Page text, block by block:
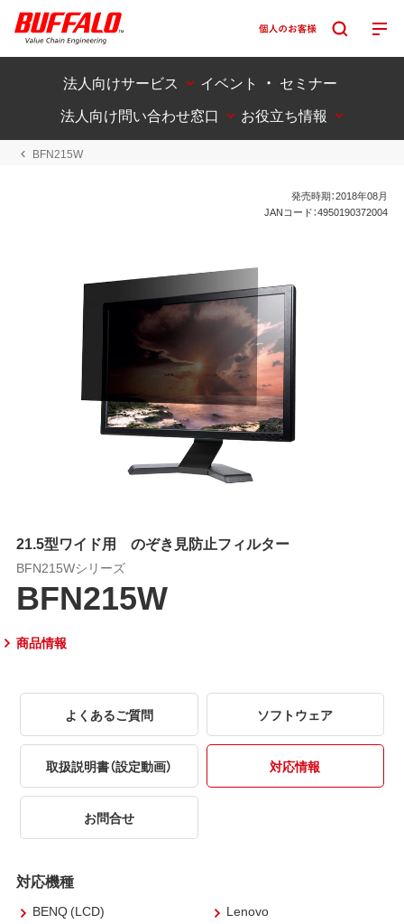
法人向けサービス
イベント ・ セミナー
法人向け問い合わせ窓口
お役立ち情報
BFN215W
発売時期：2018年08月
JANコード：4950190372004
21.5型ワイド用 のぞき見防止フィルター
BFN215Wシリーズ
BFN215W
商品情報
よくあるご質問 ソフトウェア
取扱説明書（設定動画） 対応情報
お問合せ
対応機種
BENQ (LCD)
Lenovo